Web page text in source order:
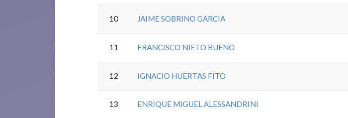
10 JAIME SOBRINO GARCIA
11 FRANCISCO NIETO BUENO
12 IGNACIO HUERTAS FITO
13 ENRIQUE MIGUEL ALESSANDRINI